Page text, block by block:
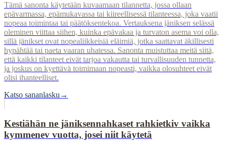
Tämä sanonta käytetään kuvaamaan tilannetta, jossa ollaan
epävarmassa, epämukavassa tai kiireellisessä tilanteessa, joka vaatii
nopeaa toimintaa tai päätöksentekoa. Vertauksena jäniksen selässä
oleminen viittaa siihen, kuinka epävakaa ja turvaton asema voi olla,
sillä jänikset ovat nopealiikkeisiä eläimiä, jotka saattavat äkillisesti
hypähtää tai paeta vaaran uhatessa. Sanonta muistuttaa meitä siitä,
että kaikki tilanteet eivät tarjoa vakautta tai turvallisuuden tunnetta,
ja joskus on kyettävä toimimaan nopeasti, vaikka olosuhteet eivät
olisi ihanteelliset.
Katso sananlasku →
Kestiähän ne jäniksennahkaset rahkietkiv vaikka
kymmenev vuotta, josei niit käytetä